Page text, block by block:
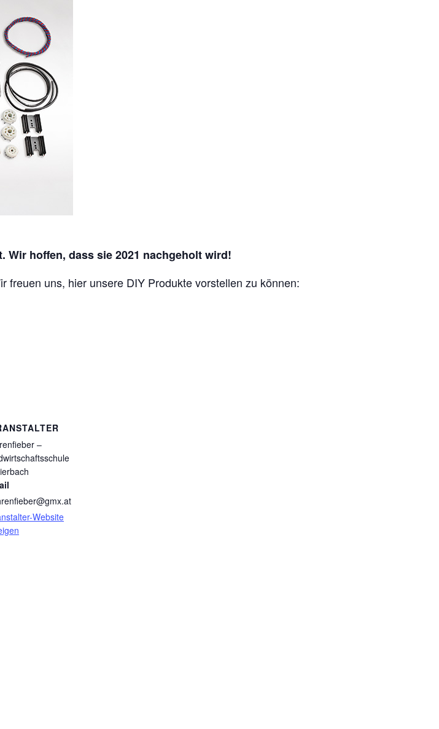
hoffen, dass sie 2021 nachgeholt wird!
freuen uns, hier unsere DIY Produkte vorstellen zu können:
–
Website